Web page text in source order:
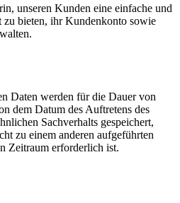
unseren Kunden eine einfache und
bieten, ihr Kundenkonto sowie
Daten werden für die Dauer von
dem Datum des Auftretens des
Sachverhalts gespeichert,
zu einem anderen aufgeführten
Zeitraum erforderlich ist.